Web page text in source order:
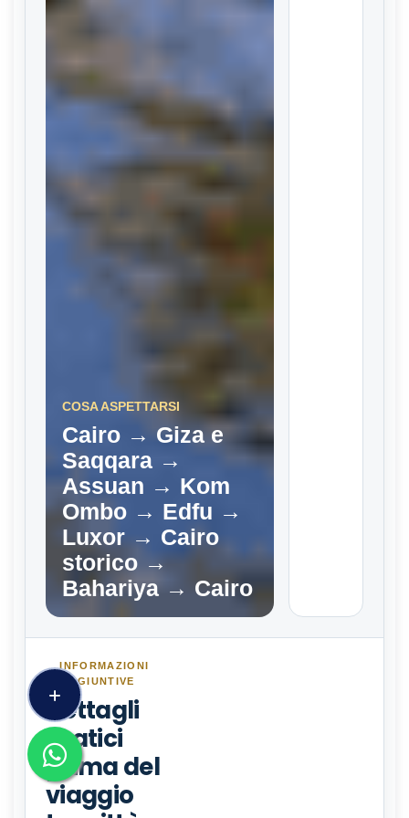
COSA ASPETTARSI
Cairo → Giza e
Saqqara →
Assuan → Kom
Ombo → Edfu →
Luxor → Cairo
storico →
Bahariya → Cairo
INFORMAZIONI
AGGIUNTIVE
Dettagli
pratici
prima del
viaggio